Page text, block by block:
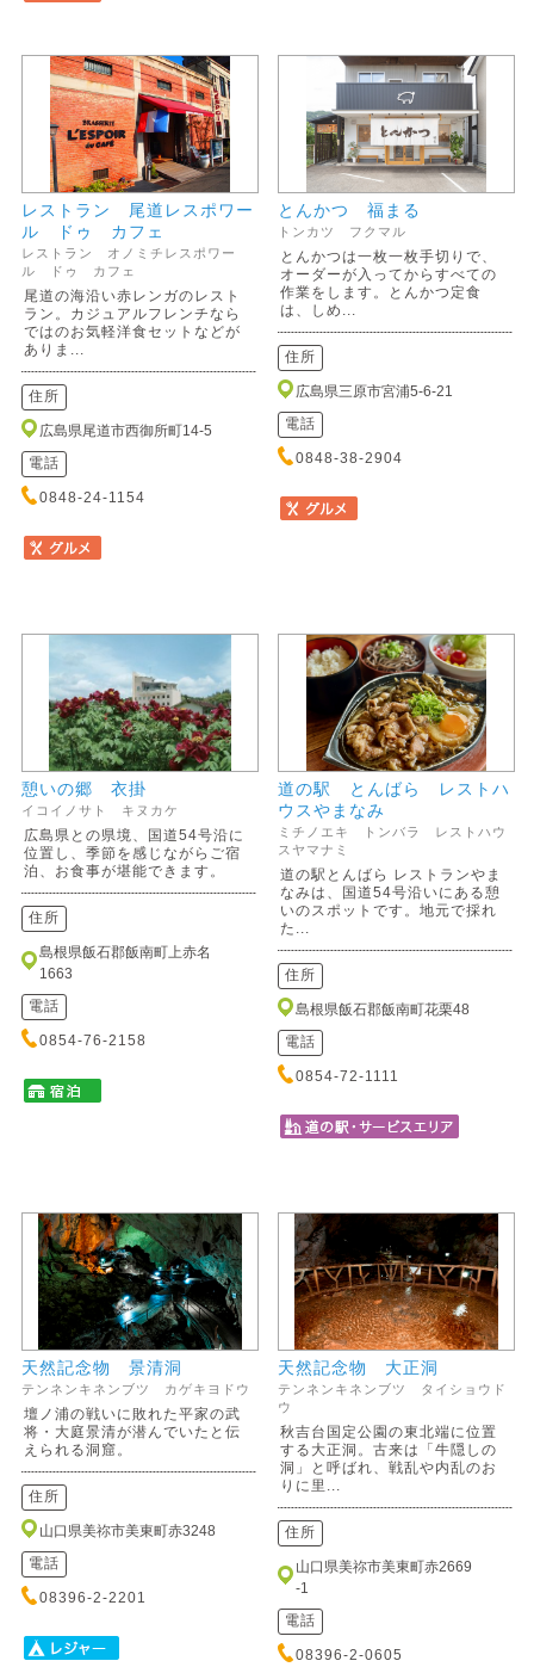
レストラン 尾道レスポワー
ル ドゥ カフェ
レストラン オノミチレスポワー
ル ドゥ カフェ
尾道の海沿い赤レンガのレスト
ラン。カジュアルフレンチなら
ではのお気軽洋食セットなどが
ありま...
住所
広島県尾道市西御所町14-5
電話
0848-24-1154
とんかつ 福まる
トンカツ フクマル
とんかつは一枚一枚手切りで、
オーダーが入ってからすべての
作業をします。とんかつ定食
は、しめ...
住所
広島県三原市宮浦5-6-21
電話
0848-38-2904
憩いの郷 衣掛
イコイノサト キヌカケ
広島県との県境、国道54号沿に
位置し、季節を感じながらご宿
泊、お食事が堪能できます。
住所
島根県飯石郡飯南町上赤名
1663
電話
0854-76-2158
道の駅 とんばら レストハ
ウスやまなみ
ミチノエキ トンバラ レストハウ
スヤマナミ
道の駅とんばら レストランやま
なみは、国道54号沿いにある憩
いのスポットです。地元で採れ
た...
住所
島根県飯石郡飯南町花栗48
電話
0854-72-1111
天然記念物 景清洞
テンネンキネンブツ カゲキヨドウ
壇ノ浦の戦いに敗れた平家の武
将・大庭景清が潜んでいたと伝
えられる洞窟。
住所
山口県美祢市美東町赤3248
電話
08396-2-2201
天然記念物 大正洞
テンネンキネンブツ タイショウド
ウ
秋吉台国定公園の東北端に位置
する大正洞。古来は「牛隠しの
洞」と呼ばれ、戦乱や内乱のお
りに里...
住所
山口県美祢市美東町赤2669
-1
電話
08396-2-0605